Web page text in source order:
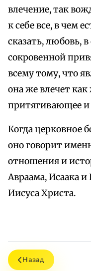
влечение, так
к себе все, в чем
сказать, любовь,
сокровенной
всему тому, что
она же влечет
притягивающее
Когда церковное
оно говорит
отношения и
Авраама, Исаака и
Иисуса Христа.
Назад